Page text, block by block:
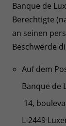
Banque de
Berechtigte
an seinen
Beschwerde
Auf dem
Banque de
14,
L-2449